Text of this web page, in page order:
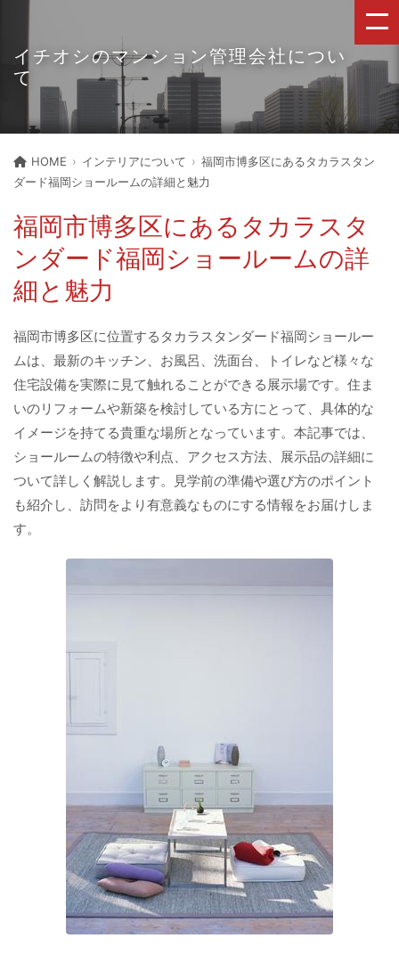
イチオシのマンション管理会社につい
て
HOME インテリアについて
福岡市博多区にあるタカラスタン
ダード福岡ショールームの詳細と魅力
福岡市博多区にあるタカラスタ
ンダード福岡ショールームの詳
細と魅力
福岡市博多区に位置するタカラスタンダード福岡ショールー
ムは、最新のキッチン、お風呂、洗面台、トイレなど様々な
住宅設備を実際に見て触れることができる展示場です。住ま
いのリフォームや新築を検討している方にとって、具体的な
イメージを持てる貴重な場所となっています。本記事では、
ショールームの特徴や利点、アクセス方法、展示品の詳細に
ついて詳しく解説します。見学前の準備や選び方のポイント
も紹介し、訪問をより有意義なものにする情報をお届けしま
す。